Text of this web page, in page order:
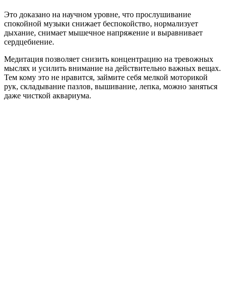
Это доказано на научном уровне, что прослушивание
спокойной музыки снижает беспокойство, нормализует
дыхание, снимает мышечное напряжение и выравнивает
сердцебиение.
Медитация позволяет снизить концентрацию на тревожных
мыслях и усилить внимание на действительно важных вещах.
Тем кому это не нравится, займите себя мелкой моторикой
рук, складывание пазлов, вышивание, лепка, можно заняться
даже чисткой аквариума.